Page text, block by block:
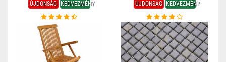
ÚJDONSÁG KEDVEZMÉNY ÚJDONSÁG KEDVEZMÉNY